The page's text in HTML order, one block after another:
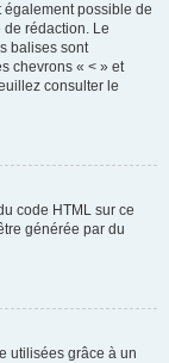
également possible de
rédaction. Le
balises sont
chevrons « < » et
consulter le
code HTML sur ce
générée par du
utilisées grâce à un